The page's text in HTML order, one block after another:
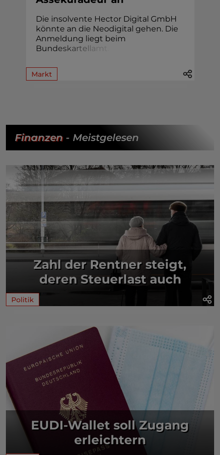
Die insolvente Hector Digital GmbH
könnte an die Neodigital gehen. Die
Anmeldung liegt beim
Bundeskartellam
Markt
Finanzen- Meistgelesen
Zahl der Rentner steigt,
deren Steuerlast auch
Politik
EUDI-Wallet soll Zugang
erleichtern